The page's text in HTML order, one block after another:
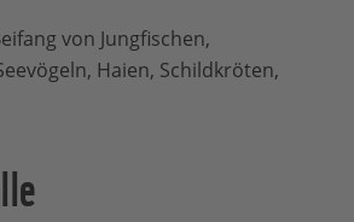
von Jungfischen,
Haien, Schildkröten,